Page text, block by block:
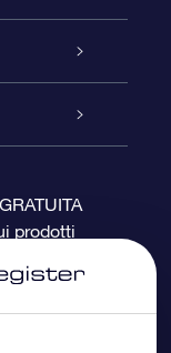
prodotti